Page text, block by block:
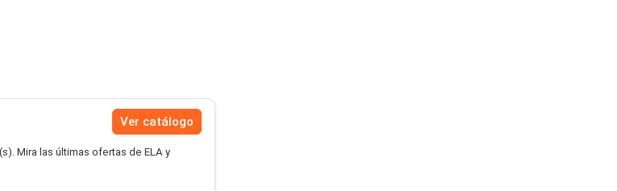
Ver catálogo
Mira las últimas ofertas de ELA y